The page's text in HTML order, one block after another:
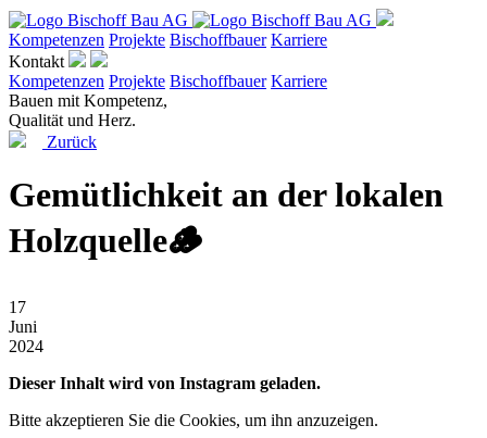
Kompetenzen Projekte Bischoffbauer Karriere
Kontakt
Kompetenzen Projekte Bischoffbauer Karriere
Bauen mit Kompetenz,
Qualität und Herz.
Zurück
Gemütlichkeit an der lokalen
Holzquelle🪵
17
Juni
2024
Dieser Inhalt wird von Instagram geladen.
Bitte akzeptieren Sie die Cookies, um ihn anzuzeigen.